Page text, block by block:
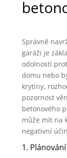
Správně
garáži je
odolnosti
domu nebo
krytiny,
pozornost
betonového
může mít na
negativní
1.